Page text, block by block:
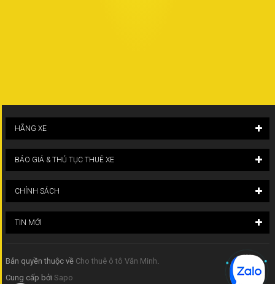
HÃNG XE
BÁO GIÁ & THỦ TỤC THUÊ XE
CHÍNH SÁCH
TIN MỚI
Bản quyền thuộc về Cho thuê ô tô Văn Minh
Cung cấp bởi Sapo